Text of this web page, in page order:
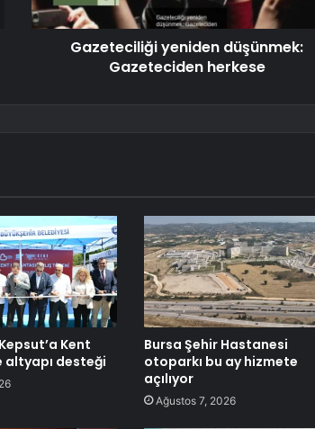
Gazeteciliği yeniden düşünmek:
Gazeteciden herkese
Kent
altyapı desteği
Bursa Şehir Hastanesi
otoparkı bu ay hizmete
açılıyor
Ağustos 7, 2026